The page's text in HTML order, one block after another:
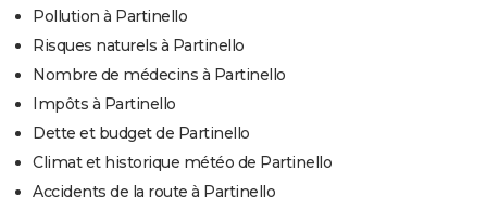
Pollution à Partinello
Risques naturels à Partinello
Nombre de médecins à Partinello
Impôts à Partinello
Dette et budget de Partinello
Climat et historique météo de Partinello
Accidents de la route à Partinello